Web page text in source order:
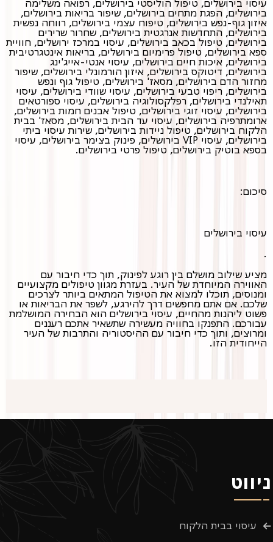
עיסוי בירושלים, טיפול הוליסטי בירושלים, רפואה משלימה
בירושלים, הפגת מתחים בירושלים, שיפור בריאות בירושלים,
איזון גוף-נפש בירושלים, טיפוח עצמי בירושלים, רווחה נפשית
בירושלים, התחדשות אנרגטית בירושלים, שחרור שרירים
בירושלים, טיפול בכאב בירושלים, עיסוי במרכז ירושלים, חוויית
ספא בירושלים, טיפול פרימיום בירושלים, בריאות אינטגרטיבית
בירושלים, איכות חיים בירושלים, עיסוי אנטי-אייג'ינג
בירושלים, דיטוקס בירושלים, איזון הורמונלי בירושלים, שיפור
מחזור הדם בירושלים, מסאז' בירושלים, טיפול גוף ונפש
בירושלים, ריפוי טבעי בירושלים, עיסוי שוודי בירושלים, עיסוי
תאילנדי בירושלים, רפלקסולוגיה בירושלים, עיסוי ספורטאים
בירושלים, עיסוי זוגי בירושלים, טיפול אבנים חמות בירושלים,
ארומתרפיה בירושלים, עיסוי עד הבית בירושלים, מסאז' בבית
הלקוח בירושלים, טיפול ניידות בירושלים, שירות עיסוי ביתי
בירושלים, עיסוי VIP בירושלים, פינוק בצימר בירושלים, עיסוי
בספא בוטיק בירושלים, טיפול פרטי בירושלים.
סיכום:
עיסוי בירושלים
.
מציע שילוב מושלם בין רוגע לפינוק, תוך כדי חיבור עם
האווירה המיוחדת של העיר. בעזרת מגוון טיפולים מקצועיים
ומנוסים, תוכלו למצוא את הטיפול המתאים ביותר לצרכים
שלכם. אם אתם מחפשים דרך להירגע, לשפר את הבריאות או
פשוט ליהנות מהחיים, עיסוי בירושלים הוא הבחירה המושלמת
עבורכם. התפנקו בחוויה מעשירה שתשאיר אתכם רעננים
ומרוצים, ותוך כדי חיבור עם ההיסטוריה והתרבות של העיר
הייחודית הזו.
ניווט
עיסוי בבית הלקוח